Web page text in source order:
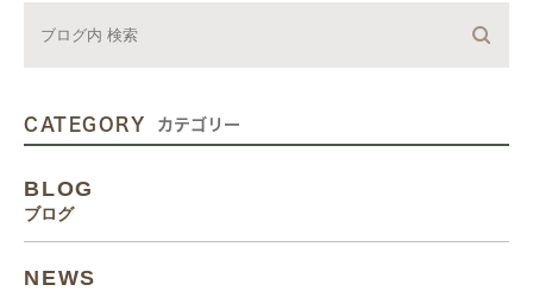
CATEGORY カテゴリー
BLOG
ブログ
NEWS